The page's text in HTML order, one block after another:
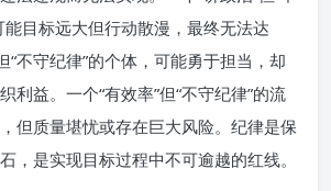
能目标远大但行动散漫，最终无法达
“不守纪律”的个体，可能勇于担当，却
利益。一个“有效率”但“不守纪律”的流
但质量堪忧或存在巨大风险。纪律是保
，是实现目标过程中不可逾越的红线。